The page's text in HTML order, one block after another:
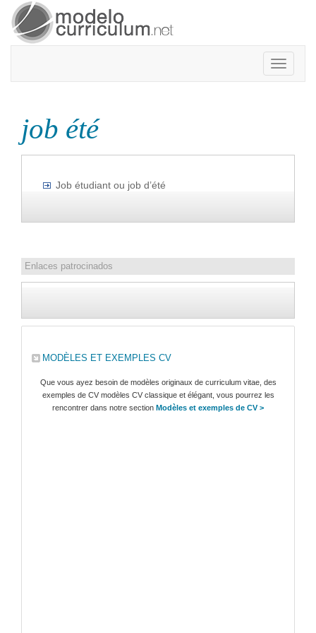
Toggle
job été
Job étudiant ou job d’été
Enlaces patrocinados
MODÈLES ET EXEMPLES CV
Que vous ayez besoin de modèles originaux de curriculum vitae, des
exemples de CV modèles CV classique et élégant, vous pourrez les
rencontrer dans notre section Modèles et exemples de CV >